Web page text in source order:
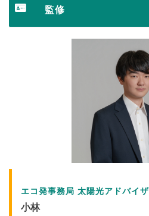
監修
エコ発事務局 太陽光アドバイ
小林